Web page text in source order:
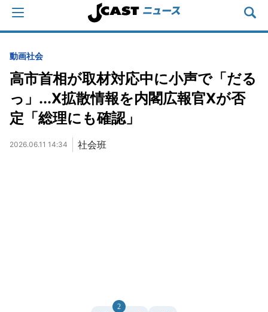
動画社会
高市首相が取材対応中に小声で「だる
っ」...X拡散情報を内閣広報官Xが否
定「総理にも確認」
2026.06.11 14:34 社会班
2